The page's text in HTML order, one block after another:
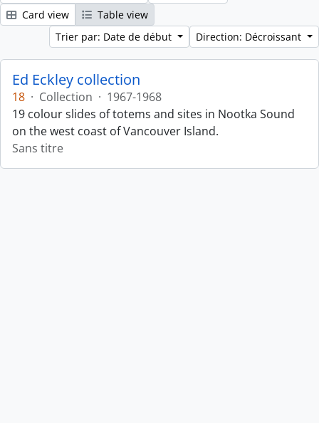
Card view
Table view
Trier par: Date de début
Direction: Décroissant
Ed Eckley collection
18 · Collection · 1967-1968
19 colour slides of totems and sites in Nootka Sound
on the west coast of Vancouver Island.
Sans titre